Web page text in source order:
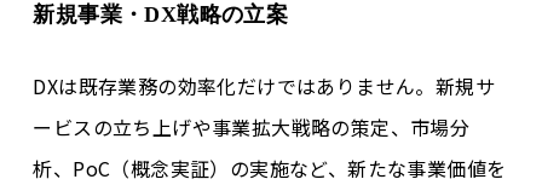
新規事業・DX戦略の立案
DXは既存業務の効率化だけではありません。新規サ
ービスの立ち上げや事業拡大戦略の策定、市場分
析、PoC（概念実証）の実施など、新たな事業価値を